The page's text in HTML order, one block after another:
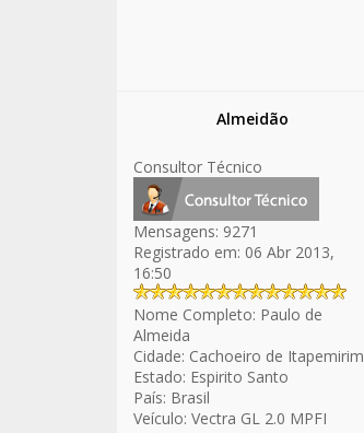
Almeidão
Consultor Técnico
Mensagens: 9271
Registrado em: 06 Abr 2013,
16:50
Nome Completo: Paulo de
Almeida
Cidade: Cachoeiro de Itapemirim
Estado: Espirito Santo
País: Brasil
Veículo: Vectra GL 2.0 MPFI